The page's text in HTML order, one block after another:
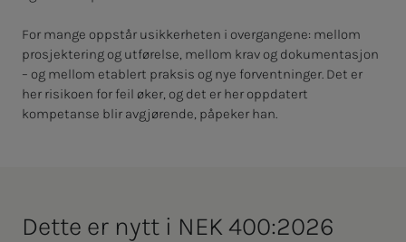
For mange oppstår usikkerheten i overgangene: mellom
prosjektering og utførelse, mellom krav og dokumentasjon
– og mellom etablert praksis og nye forventninger. Det er
her risikoen for feil øker, og det er her oppdatert
kompetanse blir avgjørende, påpeker han.
Dette er nytt i NEK 400:2026